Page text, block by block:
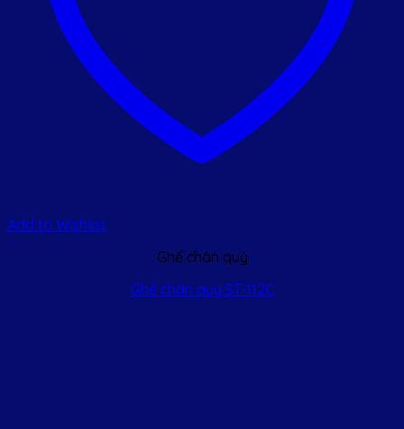
Add to Wishlist
Ghế chân quỳ
Ghế chân quỳ ST-112C